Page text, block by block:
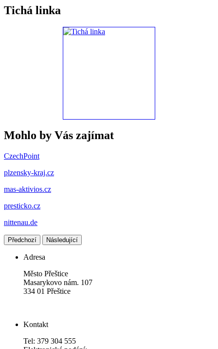
Tichá linka
Mohlo by Vás zajímat
CzechPoint
plzensky-kraj.cz
mas-aktivios.cz
presticko.cz
nittenau.de
Předchozí Následující
Adresa
Město Přeštice
Masarykovo nám. 107
334 01 Přeštice
Kontakt
Tel: 379 304 555